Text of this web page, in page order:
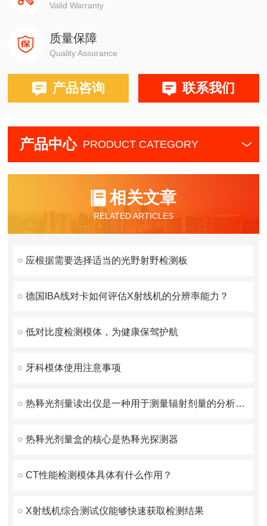
线和胶片暗盒的中心对准。
3.测试铅板尺寸23cm×9cm×0.4cm，小铅板尺寸
9cmX6cmX0.4cm(2块)。
Valid Warranty
质量保障
Quality Assurance
产品咨询 联系我们
产品中心 PRODUCT CATEGORY
相关文章
RELATED ARTICLES
应根据需要选择适当的光野射野检测板
德国IBA线对卡如何评估X射线机的分辨率能力？
低对比度检测模体，为健康保驾护航
牙科模体使用注意事项
热释光剂量读出仪是一种用于测量辐射剂量的分析设备
热释光剂量盒的核心是热释光探测器
CT性能检测模体具体有什么作用？
X射线机综合测试仪能够快速获取检测结果